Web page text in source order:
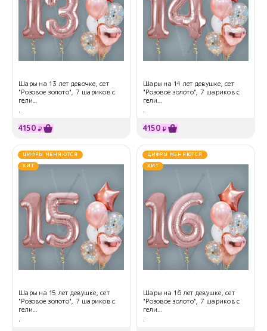
Шары на 13 лет девочке, сет
"Розовое золото", 7 шариков с
гели...
.
4150 ₽
Шары на 14 лет девушке, сет
"Розовое золото", 7 шариков с
гели...
.
4150 ₽
ЦИФРЫ МЕНЯЮТСЯ
ХИТ
Шары на 15 лет девушке, сет
"Розовое золото", 7 шариков с
гели...
.
ЦИФРЫ МЕНЯЮТСЯ
ХИТ
Шары на 16 лет девушке, сет
"Розовое золото", 7 шариков с
гели...
.